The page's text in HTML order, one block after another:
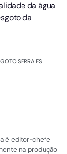
da água
da
SERRA ES ,
é editor-chefe
na produção